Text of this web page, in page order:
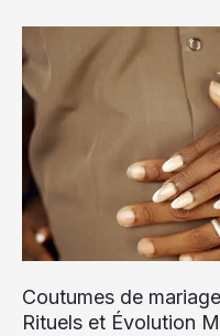
Sites
Historiques,
Villages
Pittoresques
et
Trésors
Naturels
Incontournables
Coutumes de
Rituels et Évolution